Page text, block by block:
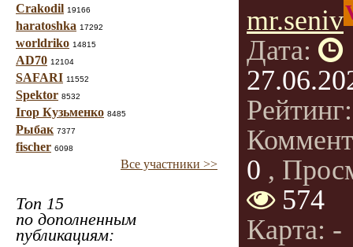
Crakodil 19166
haratoshka 17292
worldriko 14815
AD70 12104
SAFARI 11552
Spektor 8532
Ігор Кузьменко 8485
Рыбак 7377
fischer 6098
Все участники >>
Топ 15
по дополненным
публикациям:
mr.seniv
Дата:
0 ,
574
Карта: -